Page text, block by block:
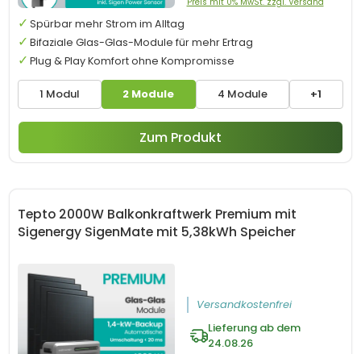
1 Modul 2 Module 4 Module +1
Spürbar mehr Strom im Alltag
Bifaziale Glas-Glas-Module für mehr Ertrag
Plug & Play Komfort ohne Kompromisse
Zum Produkt
Tepto 2000W Balkonkraftwerk Premium mit
Sigenergy SigenMate mit 5,38kWh Speicher
Versandkostenfrei
Lieferung ab dem
24.08.26